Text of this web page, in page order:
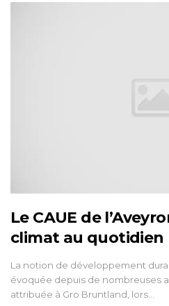
Le CAUE de
climat au quotidien
La notion de développement
évoquée depuis de nombreuses
attribuée à Gro Bruntland, lors…